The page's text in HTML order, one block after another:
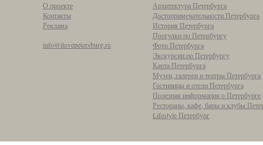
О проекте
Контакты
Реклама
info@ilovepetersburg.ru
Архитектура Петербурга
Достопримечательности Петербурга
История Петербурга
Прогулки по Петербургу
Фото Петербурга
Экскурсии по Петербургу
Карта Петербурга
Музеи, галереи и театры Петербурга
Гостиницы и отели Петербурга
Полезная информация о Петербурге
Рестораны, кафе, бары и клубы
Lifestyle Петербург